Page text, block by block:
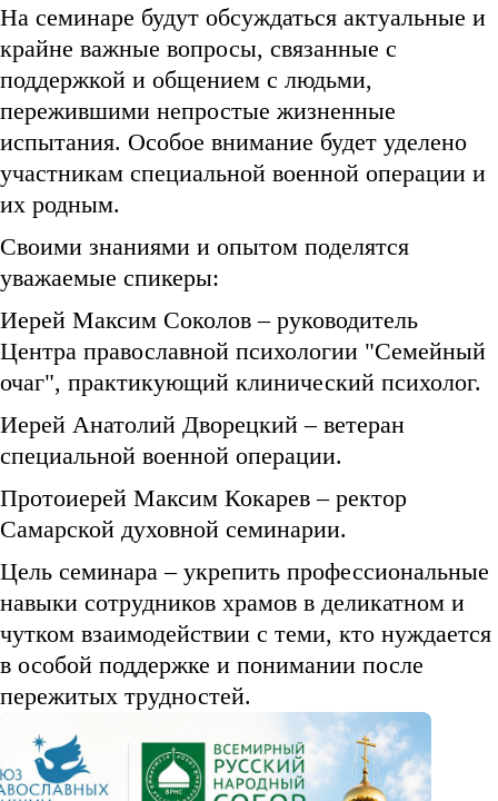
На семинаре будут обсуждаться актуальные и
крайне важные вопросы, связанные с
поддержкой и общением с людьми,
пережившими непростые жизненные
испытания. Особое внимание будет уделено
участникам специальной военной операции и
их родным.
Своими знаниями и опытом поделятся
уважаемые спикеры:
Иерей Максим Соколов – руководитель
Центра православной психологии "Семейный
очаг", практикующий клинический психолог.
Иерей Анатолий Дворецкий – ветеран
специальной военной операции.
Протоиерей Максим Кокарев – ректор
Самарской духовной семинарии.
Цель семинара – укрепить профессиональные
навыки сотрудников храмов в деликатном и
чутком взаимодействии с теми, кто нуждается
в особой поддержке и понимании после
пережитых трудностей.